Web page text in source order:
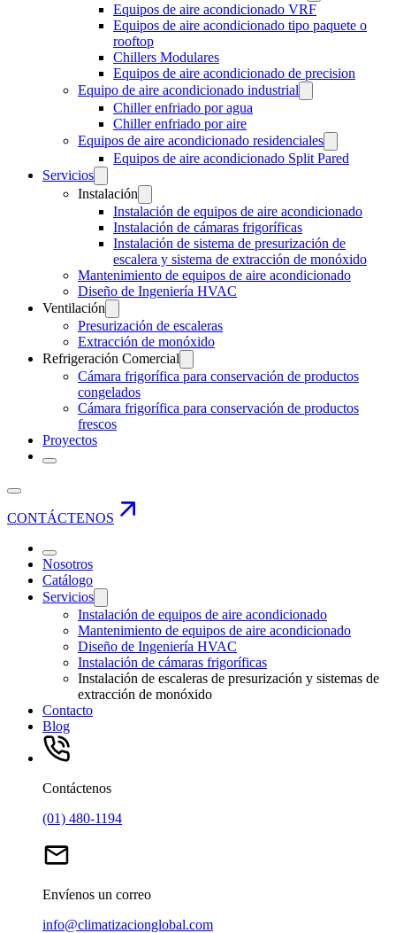
Equipos de aire acondicionado VRF
Equipos de aire acondicionado tipo paquete o
rooftop
Chillers Modulares
Equipos de aire acondicionado de precision
Equipo de aire acondicionado industrial
Chiller enfriado por agua
Chiller enfriado por aire
Equipos de aire acondicionado residenciales
Equipos de aire acondicionado Split Pared
Servicios
Instalación
Instalación de equipos de aire acondicionado
Instalación de cámaras frigoríficas
Instalación de sistema de presurización de
escalera y sistema de extracción de monóxido
Mantenimiento de equipos de aire acondicionado
Diseño de Ingeniería HVAC
Ventilación
Presurización de escaleras
Extracción de monóxido
Refrigeración Comercial
Cámara frigorífica para conservación de productos
congelados
Cámara frigorífica para conservación de productos
frescos
Proyectos
CONTÁCTENOS
Nosotros
Catálogo
Servicios
Instalación de equipos de aire acondicionado
Mantenimiento de equipos de aire acondicionado
Diseño de Ingeniería HVAC
Instalación de cámaras frigoríficas
Instalación de escaleras de presurización y sistemas de
extracción de monóxido
Contacto
Blog
Contáctenos
(01) 480-1194
Envíenos un correo
info@climatizacionglobal.com